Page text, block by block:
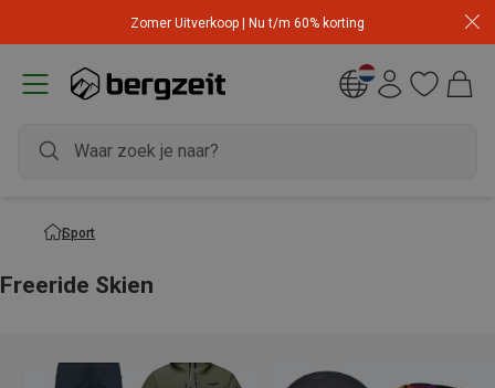
Zomer Uitverkoop | Nu t/m 60% korting
Sport
Freeride Skien